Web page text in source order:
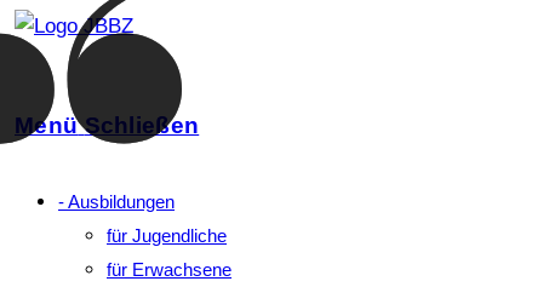
Zum
Inhalt
springen
Menü Schließen
- Ausbildungen
für Jugendliche
für Erwachsene